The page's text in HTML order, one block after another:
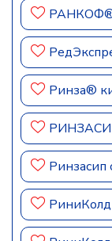
Ринза®
Ринзасип